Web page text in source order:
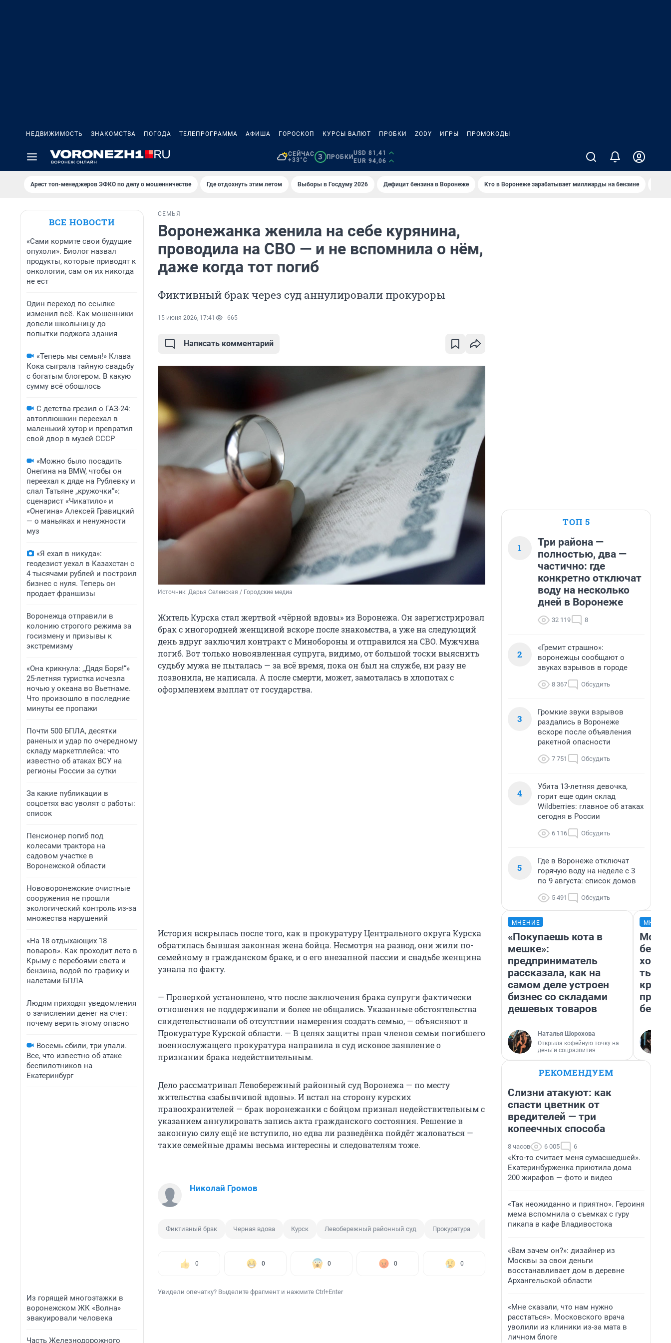
НЕДВИЖИМОСТЬ ЗНАКОМСТВА ПОГОДА ТЕЛЕПРОГРАММА АФИША ГОРОСКОП КУРСЫ ВАЛЮТ ПРОБКИ ZODY ИГРЫ ПРОМОКОДЫ
СЕЙЧАС
+33°C
3 ПРОБКИ
USD 81,41
EUR 94,06
Арест топ-менеджеров ЭФКО по делу о мошенничестве Где отдохнуть этим летом Выборы в Госдуму 2026 Дефицит бензина в Воронеже Кто в Воронеже зарабатывает миллиарды на бензине
ВСЕ НОВОСТИ
«Сами кормите свои будущие
опухоли». Биолог назвал
продукты, которые приводят к
онкологии, сам он их никогда
не ест
Один переход по ссылке
изменил всё. Как мошенники
довели школьницу до
попытки поджога здания
«Теперь мы семья!» Клава
Кока сыграла тайную свадьбу
с богатым блогером. В какую
сумму всё обошлось
С детства грезил о ГАЗ-24:
автоплюшкин переехал в
маленький хутор и превратил
свой двор в музей СССР
«Можно было посадить
Онегина на BMW, чтобы он
переехал к дяде на Рублевку и
слал Татьяне „кружочки“»:
сценарист «Чикатило» и
«Онегина» Алексей Гравицкий
— о маньяках и ненужности
муз
«Я ехал в никуда»:
геодезист уехал в Казахстан с
4 тысячами рублей и построил
бизнес с нуля. Теперь он
продает франшизы
Воронежца отправили в
колонию строгого режима за
госизмену и призывы к
экстремизму
«Она крикнула: „Дядя Боря!“»
25-летняя туристка исчезла
ночью у океана во Вьетнаме.
Что произошло в последние
минуты ее пропажи
Почти 500 БПЛА, десятки
раненых и удар по очередному
складу маркетплейса: что
известно об атаках ВСУ на
регионы России за сутки
За какие публикации в
соцсетях вас уволят с работы:
список
Пенсионер погиб под
колесами трактора на
садовом участке в
Воронежской области
Нововоронежские очистные
сооружения не прошли
экологический контроль из-за
множества нарушений
«На 18 отдыхающих 18
поваров». Как проходит лето в
Крыму с перебоями света и
бензина, водой по графику и
налетами БПЛА
Людям приходят уведомления
о зачислении денег на счет:
почему верить этому опасно
Восемь сбили, три упали.
Все, что известно об атаке
беспилотников на
Екатеринбург
Из горящей многоэтажки в
воронежском ЖК «Волна»
эвакуировали человека
Часть Железнодорожного
СЕМЬЯ
Воронежанка женила на себе курянина,
проводила на СВО — и не вспомнила о нём,
даже когда тот погиб
Фиктивный брак через суд аннулировали прокуроры
15 июня 2026, 17:41 665
Написать комментарий
Источник: Дарья Селенская / Городские медиа
Житель Курска стал жертвой «чёрной вдовы» из Воронежа. Он зарегистрировал
брак с иногородней женщиной вскоре после знакомства, а уже на следующий
день вдруг заключил контракт с Минобороны и отправился на СВО. Мужчина
погиб. Вот только новоявленная супруга, видимо, от большой тоски выяснить
судьбу мужа не пыталась — за всё время, пока он был на службе, ни разу не
позвонила, не написала. А после смерти, может, замоталась в хлопотах с
оформлением выплат от государства.
История вскрылась после того, как в прокуратуру Центрального округа Курска
обратилась бывшая законная жена бойца. Несмотря на развод, они жили по-
семейному в гражданском браке, и о его внезапной пассии и свадьбе женщина
узнала по факту.
— Проверкой установлено, что после заключения брака супруги фактически
отношения не поддерживали и более не общались. Указанные обстоятельства
свидетельствовали об отсутствии намерения создать семью, — объясняют в
Прокуратуре Курской области. — В целях защиты прав членов семьи погибшего
военнослужащего прокуратура направила в суд исковое заявление о
признании брака недействительным.
Дело рассматривал Левобережный районный суд Воронежа — по месту
жительства «забывчивой вдовы». И встал на сторону курских
правоохранителей — брак воронежанки с бойцом признал недействительным с
указанием аннулировать запись акта гражданского состояния. Решение в
законную силу ещё не вступило, но едва ли разведёнка пойдёт жаловаться —
такие семейные драмы весьма интересны и следователям тоже.
Николай Громов
Фиктивный брак Черная вдова Курск Левобережный районный суд Прокуратура Воронеж Расторжение брака
0 0 0 0 0
Увидели опечатку? Выделите фрагмент и нажмите Ctrl+Enter
ТОП 5
1
Три района —
полностью, два —
частично: где
конкретно отключат
воду на несколько
дней в Воронеже
32 119 8
2
«Гремит страшно»:
воронежцы сообщают о
звуках взрывов в городе
8 367 Обсудить
3
Громкие звуки взрывов
раздались в Воронеже
вскоре после объявления
ракетной опасности
7 751 Обсудить
4
Убита 13-летняя девочка,
горит еще один склад
Wildberries: главное об атаках
сегодня в России
6 116 Обсудить
5
Где в Воронеже отключат
горячую воду на неделе с 3
по 9 августа: список домов
5 491 Обсудить
МНЕНИЕ
«Покупаешь кота в
мешке»:
предприниматель
рассказала, как на
самом деле устроен
бизнес со складами
дешевых товаров
Наталья Шорохова
Открыла кофейную точку на
деньги соцразвития
Мой
РЕКОМЕНДУЕМ
Слизни атакуют: как
спасти цветник от
вредителей — три
копеечных способа
8 часов 6 005 6
«Кто-то считает меня сумасшедшей».
Екатеринбурженка приютила дома
200 жирафов — фото и видео
«Так неожиданно и приятно». Героиня
мема вспомнила о съемках с гуру
пикапа в кафе Владивостока
«Вам зачем он?»: дизайнер из
Москвы за свои деньги
восстанавливает дом в деревне
Архангельской области
«Мне сказали, что нам нужно
расстаться». Московского врача
уволили из клиники из-за мата в
личном блоге